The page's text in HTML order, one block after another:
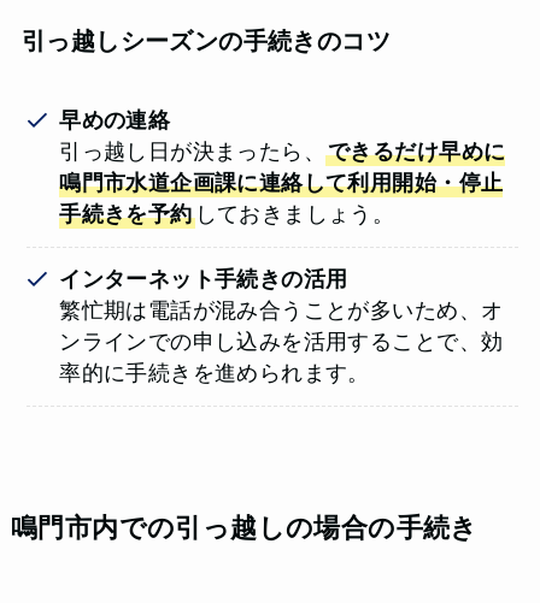
引っ越しシーズンの手続きのコツ
早めの連絡
引っ越し日が決まったら、できるだけ早めに
鳴門市水道企画課に連絡して利用開始・停止
手続きを予約しておきましょう。
インターネット手続きの活用
繁忙期は電話が混み合うことが多いため、オ
ンラインでの申し込みを活用することで、効
率的に手続きを進められます。
鳴門市内での引っ越しの場合の手続き